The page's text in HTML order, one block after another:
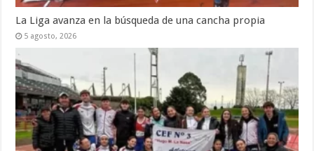
La Liga avanza en la búsqueda de una cancha propia
5 agosto, 2026